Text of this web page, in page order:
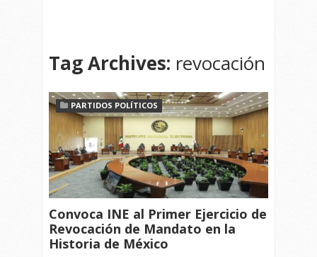
Tag Archives: revocación
PARTIDOS POLÍTICOS
Convoca INE al Primer Ejercicio de
Revocación de Mandato en la
Historia de México